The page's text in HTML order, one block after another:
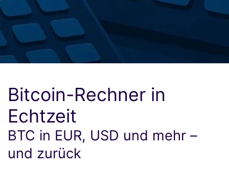
Bitcoin-Rechner in
Echtzeit
BTC in EUR, USD und mehr –
und zurück